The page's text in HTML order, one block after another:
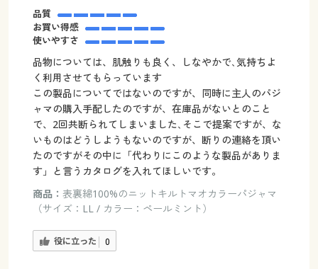
品質
お買い得感
使いやすさ
品物については、肌触りも良く、しなやかで､気持ちよ
く利用させてもらっています
この製品についてではないのですが、同時に主人のパジ
ャマの購入手配したのですが、在庫品がないとのこと
で、2回共断られてしまいました､そこで提案ですが、な
いものはどうしようもないのですが、断りの連絡を頂い
たのですがその中に「代わりにこのような製品がありま
す」と言うカタログを入れてほしいです。
商品： 表裏綿100%のニットキルトマオカラーパジャマ
（サイズ：LL / カラー：ペールミント）
役に立った 0